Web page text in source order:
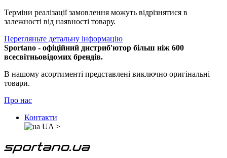
Терміни реалізації замовлення можуть відрізнятися в
залежності від наявності товару.
Перегляньте детальну інформацію
Sportano - офіційний дистриб'ютор більш ніж 600
всесвітньовідомих брендів.
В нашому асортименті представлені виключно оригінальні
товари.
Про нас
Контакти
UA >